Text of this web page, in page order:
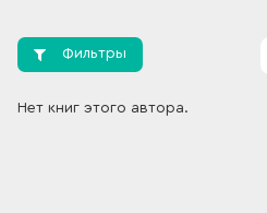
Фильтры
Нет книг этого автора.